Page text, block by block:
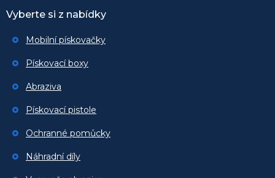
Vyberte si z nabídky
Mobilní pískovačky
Pískovací boxy
Abraziva
Pískovací pistole
Ochranné pomůcky
Náhradní díly